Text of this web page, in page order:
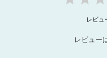
レビュ
レビュー